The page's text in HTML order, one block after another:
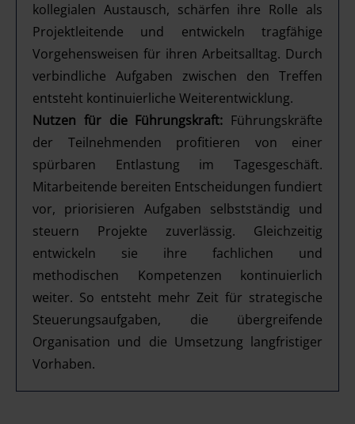
kollegialen Austausch, schärfen ihre Rolle als
Projektleitende und entwickeln tragfähige
Vorgehensweisen für ihren Arbeitsalltag. Durch
verbindliche Aufgaben zwischen den Treffen
entsteht kontinuierliche Weiterentwicklung.
Nutzen für die Führungskraft: Führungskräfte
der Teilnehmenden profitieren von einer
spürbaren Entlastung im Tagesgeschäft.
Mitarbeitende bereiten Entscheidungen fundiert
vor, priorisieren Aufgaben selbstständig und
steuern Projekte zuverlässig. Gleichzeitig
entwickeln sie ihre fachlichen und
methodischen Kompetenzen kontinuierlich
weiter. So entsteht mehr Zeit für strategische
Steuerungsaufgaben, die übergreifende
Organisation und die Umsetzung langfristiger
Vorhaben.